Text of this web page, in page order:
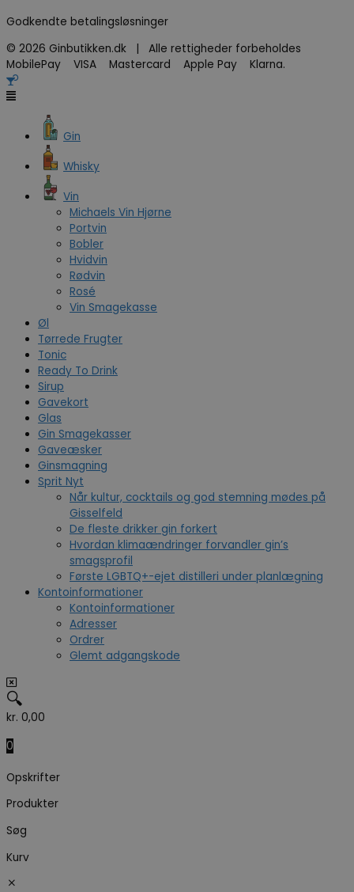
Godkendte betalingsløsninger
© 2026 Ginbutikken.dk | Alle rettigheder forbeholdes
MobilePay VISA Mastercard Apple Pay Klarna.
Gin
Whisky
Vin
Michaels Vin Hjørne
Portvin
Bobler
Hvidvin
Rødvin
Rosé
Vin Smagekasse
Øl
Tørrede Frugter
Tonic
Ready To Drink
Sirup
Gavekort
Glas
Gin Smagekasser
Gaveæsker
Ginsmagning
Sprit Nyt
Når kultur, cocktails og god stemning mødes på
Gisselfeld
De fleste drikker gin forkert
Hvordan klimaændringer forvandler gin’s
smagsprofil
Første LGBTQ+-ejet distilleri under planlægning
Kontoinformationer
Kontoinformationer
Adresser
Ordrer
Glemt adgangskode
🔍
kr. 0,00
0
Opskrifter
Produkter
Søg
Kurv